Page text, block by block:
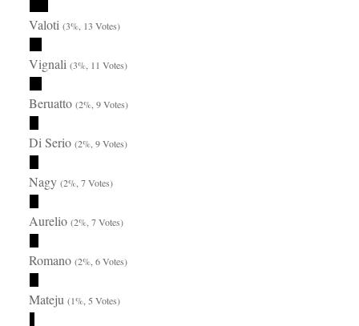
Valoti(3%, 13 Votes)
Vignali(3%, 11 Votes)
Beruatto(2%, 9 Votes)
Di Serio(2%, 9 Votes)
Nagy(2%, 7 Votes)
Aurelio(2%, 7 Votes)
Romano(2%, 6 Votes)
Mateju(1%, 5 Votes)